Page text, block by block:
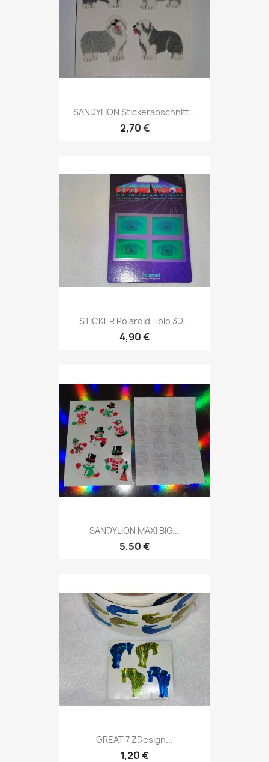
SANDYLION Stickerabschnitt...
2,70 €
STICKER Polaroid Holo 3D...
4,90 €
SANDYLION MAXI BIG...
5,50 €
GREAT 7 ZDesign...
1,20 €